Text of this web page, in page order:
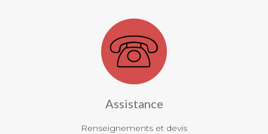
Assistance
Renseignements et devis